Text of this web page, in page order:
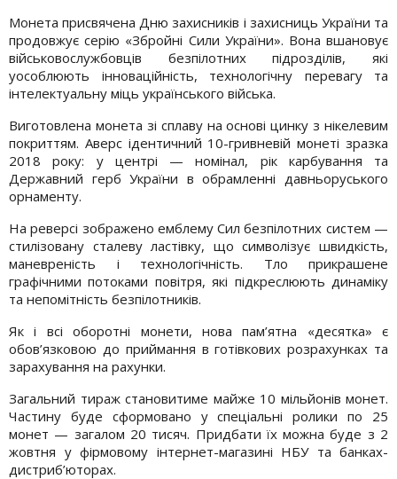
Монета присвячена Дню захисників і захисниць України та
продовжує серію «Збройні Сили України». Вона вшановує
військовослужбовців безпілотних підрозділів, які
уособлюють інноваційність, технологічну перевагу та
інтелектуальну міць українського війська.
Виготовлена монета зі сплаву на основі цинку з нікелевим
покриттям. Аверс ідентичний 10-гривневій монеті зразка
2018 року: у центрі — номінал, рік карбування та
Державний герб України в обрамленні давньоруського
орнаменту.
На реверсі зображено емблему Сил безпілотних систем —
стилізовану сталеву ластівку, що символізує швидкість,
маневреність і технологічність. Тло прикрашене
графічними потоками повітря, які підкреслюють динаміку
та непомітність безпілотників.
Як і всі оборотні монети, нова пам’ятна «десятка» є
обов’язковою до приймання в готівкових розрахунках та
зарахування на рахунки.
Загальний тираж становитиме майже 10 мільйонів монет.
Частину буде сформовано у спеціальні ролики по 25
монет — загалом 20 тисяч. Придбати їх можна буде з 2
жовтня у фірмовому інтернет-магазині НБУ та банках-
дистриб’юторах.